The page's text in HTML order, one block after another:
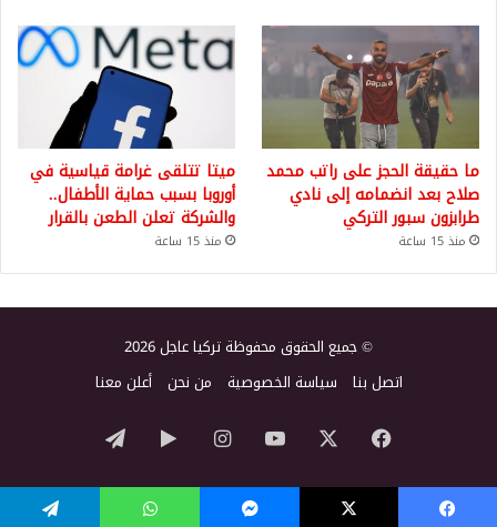
ما حقيقة الحجز على راتب محمد
صلاح بعد انضمامه إلى نادي
طرابزون سبور التركي
منذ 15 ساعة
ميتا تتلقى غرامة قياسية في
أوروبا بسبب حماية الأطفال..
والشركة تعلن الطعن بالقرار
منذ 15 ساعة
© جميع الحقوق محفوظة تركيا عاجل 2026
اتصل بنا سياسة الخصوصية من نحن أعلن معنا
فيسبوك ‫YouTubeانستقرام‏Google
Play
تيلقرام